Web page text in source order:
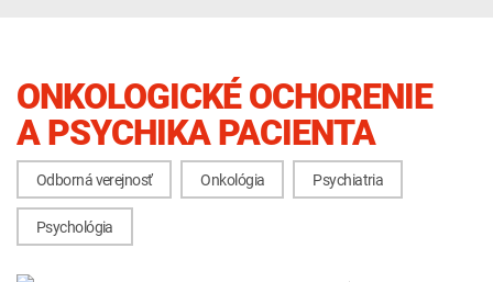
Genetika
ONKOLOGICKÉ OCHORENIE
A PSYCHIKA PACIENTA
Odborná verejnosť Onkológia Psychiatria
Psychológia